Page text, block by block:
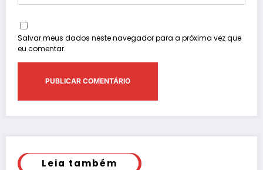
Salvar meus dados neste navegador para a próxima vez que
eu comentar.
Leia também